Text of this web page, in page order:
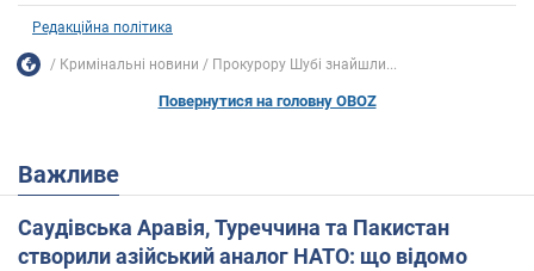
Редакційна політика
Кримінальні новини Прокурору Шубі знайшли...
Повернутися на головну OBOZ
Важливе
Саудівська Аравія, Туреччина та Пакистан
створили азійський аналог НАТО: що відомо